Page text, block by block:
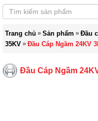
Trang chủ » Sản phẩm » Đầu
35KV » Đầu Cáp Ngầm 24KV
Đầu Cáp Ngầm